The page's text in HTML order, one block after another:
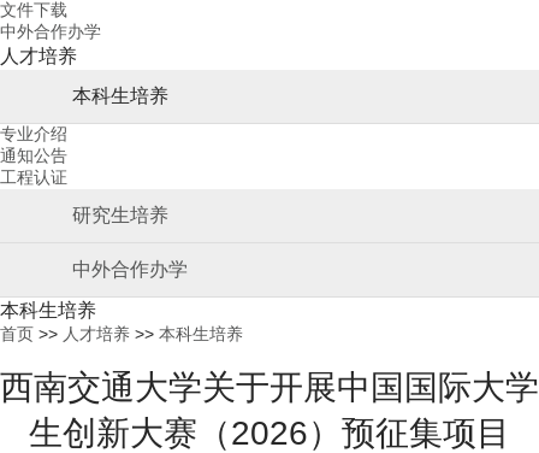
文件下载
中外合作办学
人才培养
本科生培养
专业介绍
通知公告
工程认证
研究生培养
中外合作办学
本科生培养
首页 >> 人才培养 >> 本科生培养
西南交通大学关于开展中国国际大学
生创新大赛（2026）预征集项目